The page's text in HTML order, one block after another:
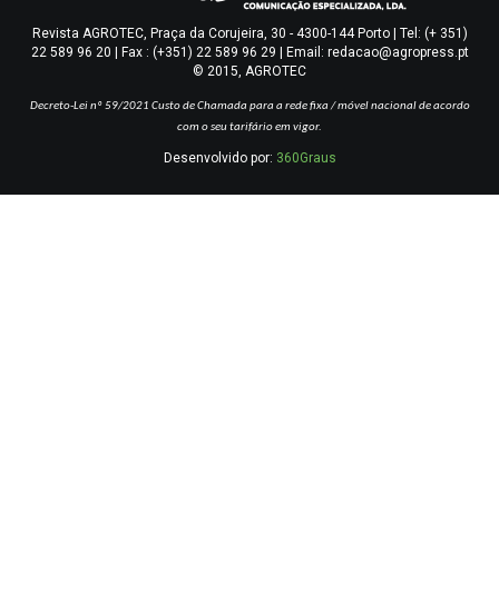
Revista AGROTEC, Praça da Corujeira, 30 - 4300-144 Porto | Tel: (+ 351)
22 589 96 20 | Fax : (+351) 22 589 96 29 | Email: redacao@agropress.pt
© 2015, AGROTEC
Decreto-Lei nº 59/2021 Custo de Chamada para a rede fixa / móvel nacional de acordo
com o seu tarifário em vigor.
Desenvolvido por: 360Graus